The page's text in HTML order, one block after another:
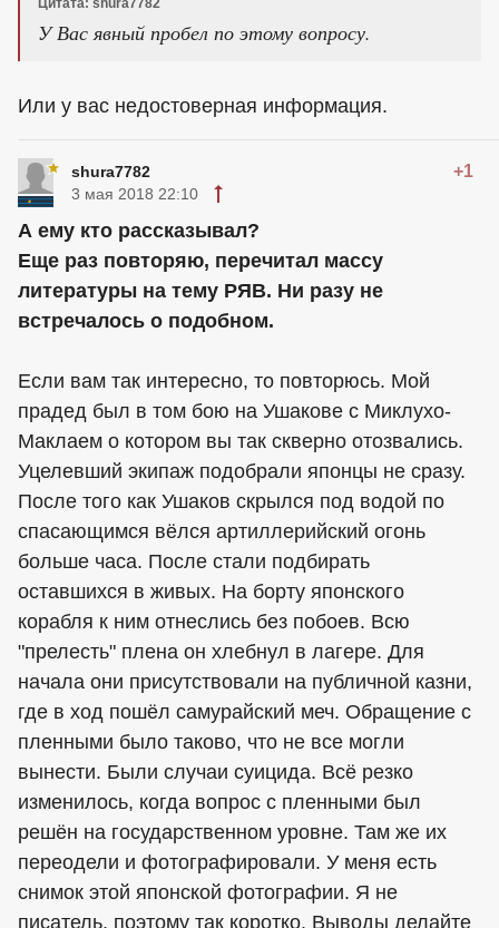
Цитата: shura7782
У Вас явный пробел по этому вопросу.
Или у вас недостоверная информация.
shura7782 +1
3 мая 2018 22:10
А ему кто рассказывал?
Еще раз повторяю, перечитал массу
литературы на тему РЯВ. Ни разу не
встречалось о подобном.
Если вам так интересно, то повторюсь. Мой
прадед был в том бою на Ушакове с Миклухо-
Маклаем о котором вы так скверно отозвались.
Уцелевший экипаж подобрали японцы не сразу.
После того как Ушаков скрылся под водой по
спасающимся вёлся артиллерийский огонь
больше часа. После стали подбирать
оставшихся в живых. На борту японского
корабля к ним отнеслись без побоев. Всю
"прелесть" плена он хлебнул в лагере. Для
начала они присутствовали на публичной казни,
где в ход пошёл самурайский меч. Обращение с
пленными было таково, что не все могли
вынести. Были случаи суицида. Всё резко
изменилось, когда вопрос с пленными был
решён на государственном уровне. Там же их
переодели и фотографировали. У меня есть
снимок этой японской фотографии. Я не
писатель, поэтому так коротко. Выводы делайте